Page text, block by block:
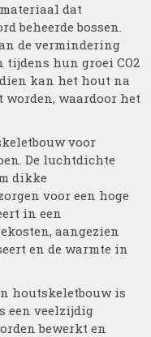
dat
beheerde bossen.
de vermindering
tijdens hun groei CO2
kan het hout na
worden, waardoor het
voor
De luchtdichte
dikke
voor een hoge
in een
aangezien
en de warmte in
houtskeletbouw is
een veelzijdig
bewerkt en